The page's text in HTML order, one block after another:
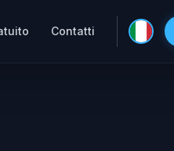
Contatti